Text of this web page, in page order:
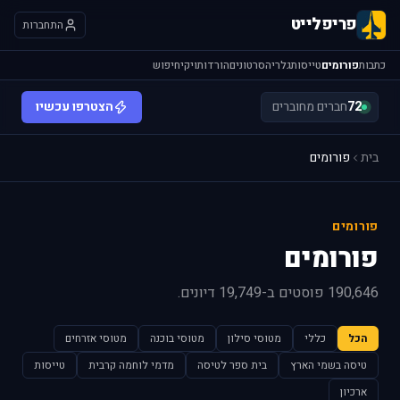
פריפלייט התחברות
כתבותפורומיםטייסותגלריהסרטוניםהורדותויקיחיפוש
72חברים מחוברים הצטרפו עכשיו
בית פורומים
פורומים
פורומים
190,646 פוסטים ב-19,749 דיונים.
הכל כללי מטוסי סילון מטוסי בוכנה
מטוסי אזרחים
טיסה בשמי הארץ
בית ספר לטיסה מדמי לוחמה קרבית
טייסות
ארכיון